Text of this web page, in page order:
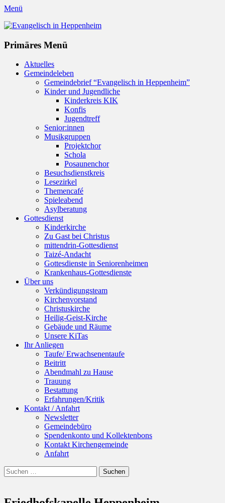
Menü
Evangelisch in Heppenheim
Primäres Menü
Zum
Inhalt
Aktuelles
Gemeindeleben
Gemeindebrief “Evangelisch in Heppenheim”
Kinder und Jugendliche
Kinderkreis KIK
Konfis
Jugendtreff
Senior:innen
Musikgruppen
Projektchor
Schola
Posaunenchor
Besuchsdienstkreis
Lesezirkel
Themencafé
Spieleabend
Asylberatung
Gottesdienst
Kinderkirche
Zu Gast bei Christus
mittendrin-Gottesdienst
Taizé-Andacht
Gottesdienste in Seniorenheimen
Krankenhaus-Gottesdienste
Über uns
Verkündigungsteam
Kirchenvorstand
Christuskirche
Heilig-Geist-Kirche
Gebäude und Räume
Unsere KiTas
Ihr Anliegen
Taufe/ Erwachsenentaufe
Beitritt
Abendmahl zu Hause
Trauung
Bestattung
Erfahrungen/Kritik
Kontakt / Anfahrt
Newsletter
Gemeindebüro
Spendenkonto und Kollektenbons
Kontakt Kirchengemeinde
Anfahrt
Suchen
Suchen
nach: